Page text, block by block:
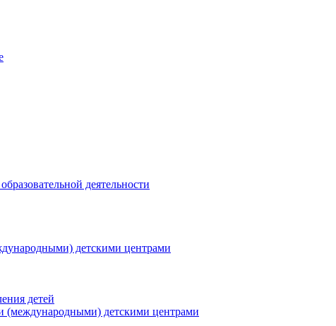
деятельности
детскими центрами
детей
(международными) детскими центрами